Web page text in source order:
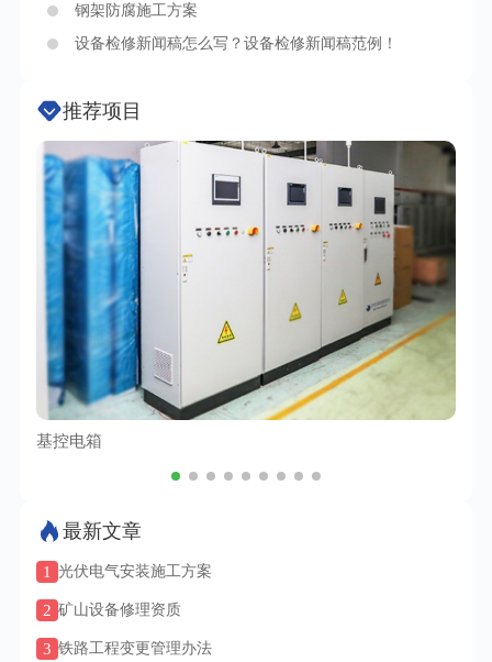
钢架防腐施工方案
设备检修新闻稿怎么写？设备检修新闻稿范例！
推荐项目
基控电箱
最新文章
1 光伏电气安装施工方案
2 矿山设备修理资质
3 铁路工程变更管理办法